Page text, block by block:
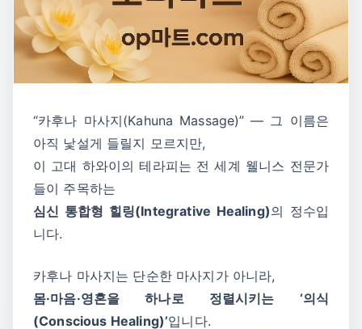
“카후나 마사지(Kahuna Massage)” — 그 이름은
아직 낯설게 들릴지 모르지만,
이 고대 하와이의 테라피는 전 세계 웰니스 전문가
들이 주목하는
심신 통합형 힐링(Integrative Healing)의 정수입
니다.
카후나 마사지는 단순한 마사지가 아니라,
몸·마음·영혼을 하나로 정렬시키는 ‘의식
(Conscious Healing)’입니다.